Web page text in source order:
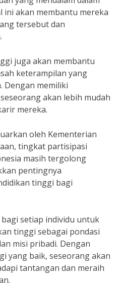
ini akan membantu mereka
tersebut dan
juga akan membantu
keterampilan yang
Dengan memiliki
akan lebih mudah
mereka.
oleh Kementerian
tingkat partisipasi
masih tergolong
pentingnya
tinggi bagi
setiap individu untuk
tinggi sebagai pondasi
misi pribadi. Dengan
yang baik, seseorang akan
tantangan dan meraih